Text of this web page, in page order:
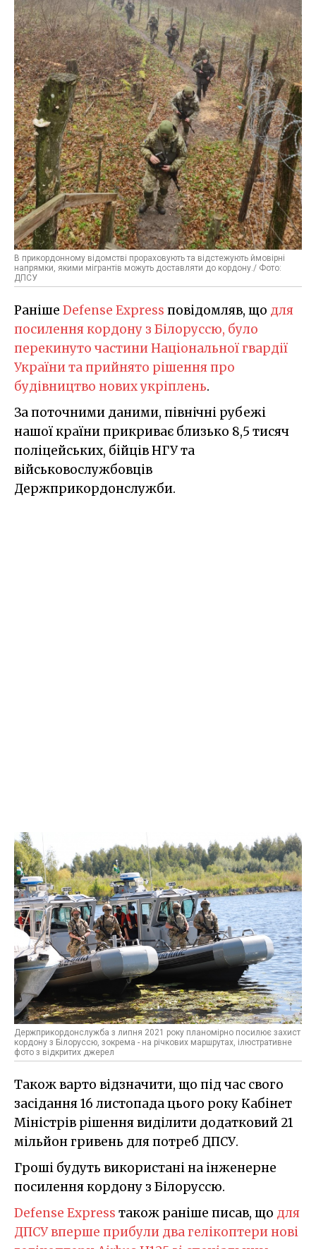
В прикордонному відомстві прораховують та відстежують ймовірні
напрямки, якими мігрантів можуть доставляти до кордону./ Фото:
ДПСУ
Раніше Defense Express повідомляв, що для
посилення кордону з Білоруссю, було
перекинуто частини Національної гвардії
України та прийнято рішення про
будівництво нових укріплень.
За поточними даними, північні рубежі
нашої країни прикриває близько 8,5 тисяч
поліцейських, бійців НГУ та
військовослужбовців
Держприкордонслужби.
Держприкордонслужба з липня 2021 року планомірно посилює захист
кордону з Білоруссю, зокрема - на річкових маршрутах, ілюстративне
фото з відкритих джерел
Також варто відзначити, що під час свого
засідання 16 листопада цього року Кабінет
Міністрів рішення виділити додатковий 21
мільйон гривень для потреб ДПСУ.
Гроші будуть використані на інженерне
посилення кордону з Білоруссю.
Defense Express також раніше писав, що для
ДПСУ вперше прибули два гелікоптери нові